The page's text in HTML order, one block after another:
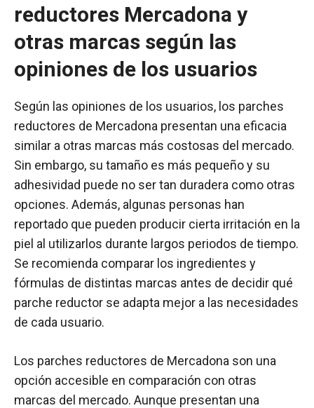
reductores Mercadona y
otras marcas según las
opiniones de los usuarios
Según las opiniones de los usuarios, los parches
reductores de Mercadona presentan una eficacia
similar a otras marcas más costosas del mercado.
Sin embargo, su tamaño es más pequeño y su
adhesividad puede no ser tan duradera como otras
opciones. Además, algunas personas han
reportado que pueden producir cierta irritación en la
piel al utilizarlos durante largos periodos de tiempo.
Se recomienda comparar los ingredientes y
fórmulas de distintas marcas antes de decidir qué
parche reductor se adapta mejor a las necesidades
de cada usuario.
Los parches reductores de Mercadona son una
opción accesible en comparación con otras
marcas del mercado. Aunque presentan una